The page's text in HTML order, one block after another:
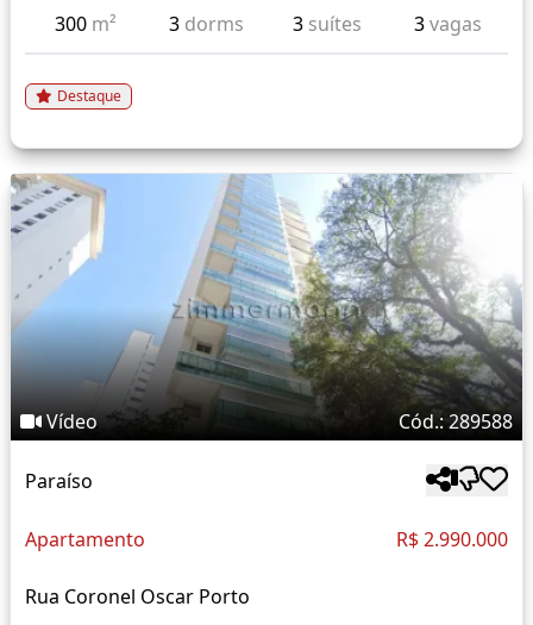
300 m² 3 dorms 3 suítes 3vagas
Destaque
Vídeo Cód.: 289588
Paraíso
Apartamento R$ 2.990.000
Rua Coronel Oscar Porto